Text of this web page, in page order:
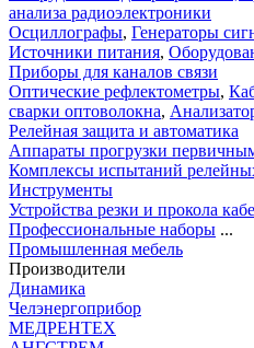
анализа радиоэлектроники
Осциллографы, Генераторы
Источники питания,
Приборы для каналов связи
Оптические рефлектометры,
сварки оптоволокна,
Релейная защита и автоматика
Аппараты прогрузки
Комплексы испытаний
Инструменты
Устройства резки и прокола
Профессиональные наборы ...
Промышленная мебель
Производители
Динамика
Челэнергоприбор
МЕДРЕНТЕХ